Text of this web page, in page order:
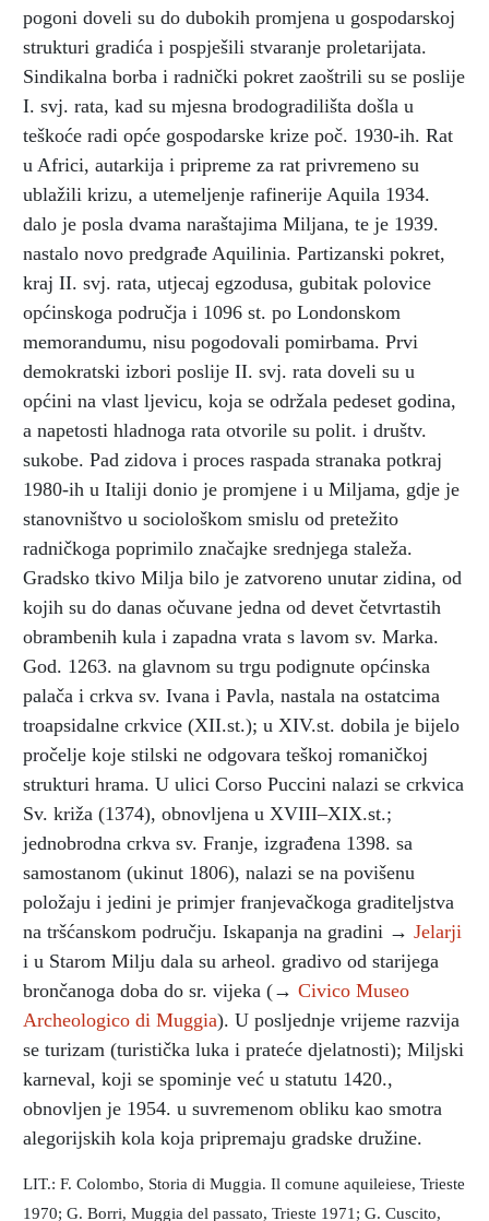
pogoni doveli su do dubokih promjena u gospodarskoj
strukturi gradića i pospješili stvaranje proletarijata.
Sindikalna borba i radnički pokret zaoštrili su se poslije
I. svj. rata, kad su mjesna brodogradilišta došla u
teškoće radi opće gospodarske krize poč. 1930-ih. Rat
u Africi, autarkija i pripreme za rat privremeno su
ublažili krizu, a utemeljenje rafinerije Aquila 1934.
dalo je posla dvama naraštajima Miljana, te je 1939.
nastalo novo predgrađe Aquilinia. Partizanski pokret,
kraj II. svj. rata, utjecaj egzodusa, gubitak polovice
općinskoga područja i 1096 st. po Londonskom
memorandumu, nisu pogodovali pomirbama. Prvi
demokratski izbori poslije II. svj. rata doveli su u
općini na vlast ljevicu, koja se održala pedeset godina,
a napetosti hladnoga rata otvorile su polit. i društv.
sukobe. Pad zidova i proces raspada stranaka potkraj
1980-ih u Italiji donio je promjene i u Miljama, gdje je
stanovništvo u sociološkom smislu od pretežito
radničkoga poprimilo značajke srednjega staleža.
Gradsko tkivo Milja bilo je zatvoreno unutar zidina, od
kojih su do danas očuvane jedna od devet četvrtastih
obrambenih kula i zapadna vrata s lavom sv. Marka.
God. 1263. na glavnom su trgu podignute općinska
palača i crkva sv. Ivana i Pavla, nastala na ostatcima
troapsidalne crkvice (XII.st.); u XIV.st. dobila je bijelo
pročelje koje stilski ne odgovara teškoj romaničkoj
strukturi hrama. U ulici Corso Puccini nalazi se crkvica
Sv. križa (1374), obnovljena u XVIII–XIX.st.;
jednobrodna crkva sv. Franje, izgrađena 1398. sa
samostanom (ukinut 1806), nalazi se na povišenu
položaju i jedini je primjer franjevačkoga graditeljstva
na tršćanskom području. Iskapanja na gradini → Jelarji
i u Starom Milju dala su arheol. gradivo od starijega
brončanoga doba do sr. vijeka (→ Civico Museo
Archeologico di Muggia). U posljednje vrijeme razvija
se turizam (turistička luka i prateće djelatnosti); Miljski
karneval, koji se spominje već u statutu 1420.,
obnovljen je 1954. u suvremenom obliku kao smotra
alegorijskih kola koja pripremaju gradske družine.
LIT.: F. Colombo, Storia di Muggia. Il comune aquileiese, Trieste
1970; G. Borri, Muggia del passato, Trieste 1971; G. Cuscito,